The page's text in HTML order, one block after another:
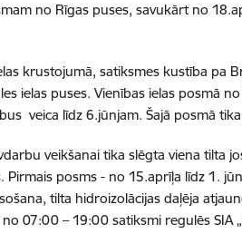
no Rīgas puses, savukārt no
krustojumā, satiksmes kustība pa
ielas puses. Vienības ielas posmā
veica līdz 6.jūnjam. Šajā posmā
veikšanai tika slēgta viena tilta
posms - no 15.aprīļa līdz 1.
tilta hidroizolācijas daļēja
07:00 – 19:00 satiksmi regulēs SIA